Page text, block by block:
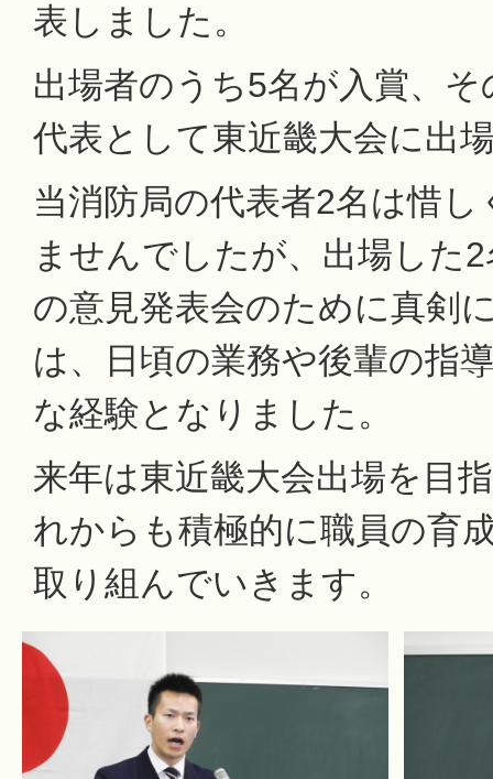
表しました。
出場者のうち5名が入賞、
代表として東近畿大会に出
当消防局の代表者2名は惜
ませんでしたが、出場した
の意見発表会のために真剣
は、日頃の業務や後輩の指
な経験となりました。
来年は東近畿大会出場を目
れからも積極的に職員の育
取り組んでいきます。